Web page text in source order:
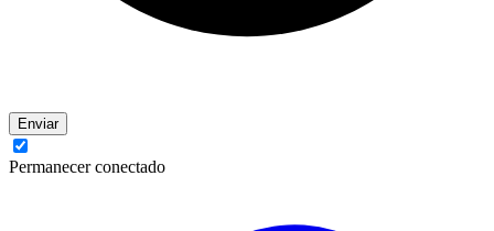
Enviar
Permanecer conectado